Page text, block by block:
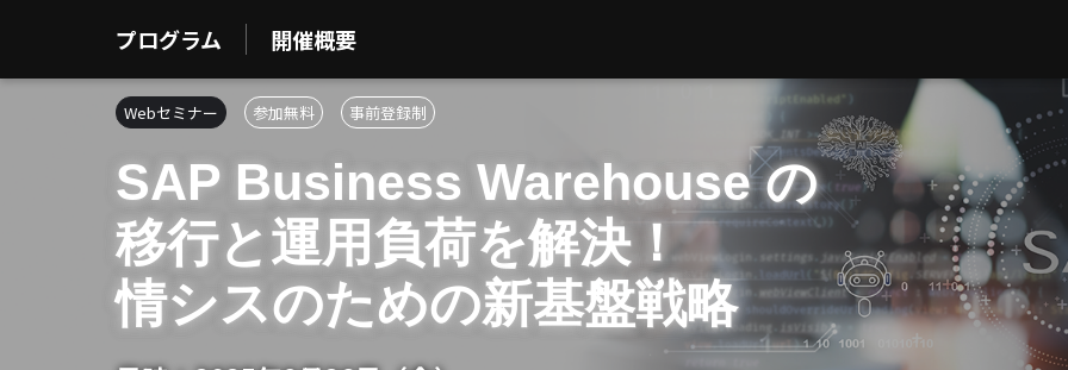
プログラム 開催概要
Webセミナー 参加無料 事前登録制
SAP Business Warehouse の
移行と運用負荷を解決！
情シスのための新基盤戦略